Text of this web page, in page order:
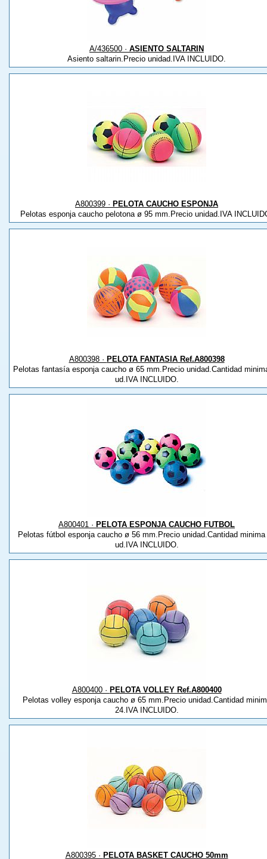
A/436500 · ASIENTO SALTARIN
Asiento saltarin.Precio unidad.IVA INCLUIDO.
A800399 · PELOTA CAUCHO ESPONJA
Pelotas esponja caucho pelotona ø 95 mm.Precio unidad.IVA
A800398 · PELOTA FANTASIA Ref.A800398
Pelotas fantasía esponja caucho ø 65 mm.Precio unidad.Cantidad
ud.IVA INCLUIDO.
A800401 · PELOTA ESPONJA CAUCHO FUTBOL
Pelotas fútbol esponja caucho ø 56 mm.Precio unidad.Cantidad minima
ud.IVA INCLUIDO.
A800400 · PELOTA VOLLEY Ref.A800400
Pelotas volley esponja caucho ø 65 mm.Precio unidad.Cantidad
24.IVA INCLUIDO.
A800395 · PELOTA BASKET CAUCHO 50mm